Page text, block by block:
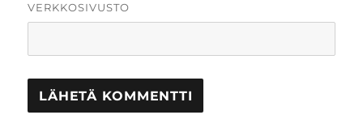
VERKKOSIVUSTO